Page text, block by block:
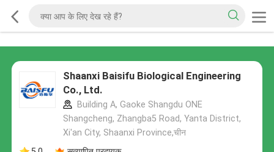
Shaanxi Baisifu Biological Engineering
Co., Ltd.
Building A, Gaoke Shangdu ONE
Shangcheng, Zhangba5 Road, Yanta District,
Xi'an City, Shaanxi Province,चीन